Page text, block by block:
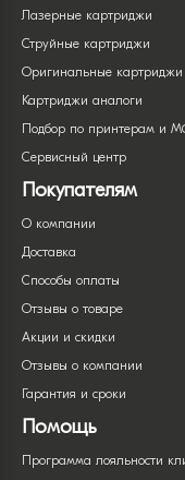
Лазерные картриджи
Струйные картриджи
Оригинальные картриджи
Картриджи аналоги
Подбор по принтерам и
Сервисный центр
Покупателям
О компании
Доставка
Способы оплаты
Отзывы о товаре
Акции и скидки
Отзывы о компании
Гарантия и сроки
Помощь
Программа лояльности